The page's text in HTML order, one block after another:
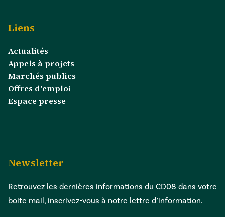
Liens
Actualités
Appels à projets
Marchés publics
Offres d'emploi
Espace presse
Newsletter
Retrouvez les dernières informations du CD08 dans votre
boite mail, inscrivez-vous à notre lettre d’information.